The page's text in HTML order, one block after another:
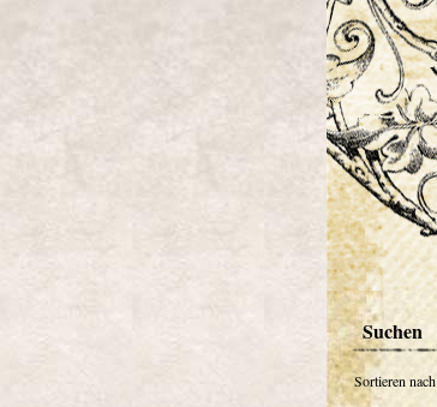
Suchen
Sortieren nach